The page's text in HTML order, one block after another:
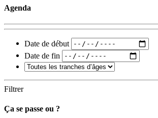
Agenda
Date de début
Date de fin
Filtrer
Ça se passe ou ?